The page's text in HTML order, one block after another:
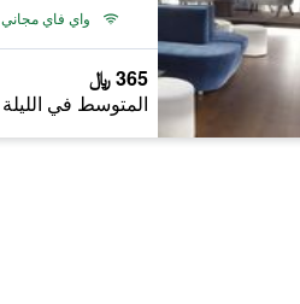
واي فاي مجاني
365 ﷼
المتوسط في الليلة